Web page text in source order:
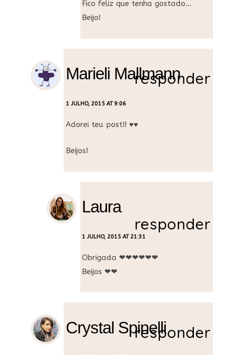
Fico feliz que tenha gostado…
Beijo!
Marieli Mallmann
1 JULHO, 2015 AT 9:06
responder
Adorei teu post!! ♥♥
Beijos!
Laura
1 JULHO, 2015 AT 21:31
responder
Obrigada ❤❤❤❤❤❤
Beijos ❤❤
Crystal Spinelliresponder